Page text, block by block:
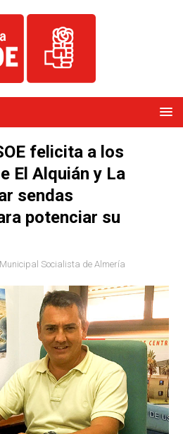
felicita a los
El Alquián y La
sendas
potenciar su
Socialista de Almería